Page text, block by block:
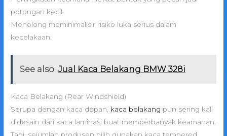
potongan kecil.
Menolong meminimalisir risiko luka serius dalam
kecelakaan.
See also Jual Kaca Belakang BMW 328i
Kaca Belakang (Rear Windshield)
Serupa dengan kaca depan, kaca belakang pun sering kali
didesain dari kaca laminasi buat memperbanyak keamanan.